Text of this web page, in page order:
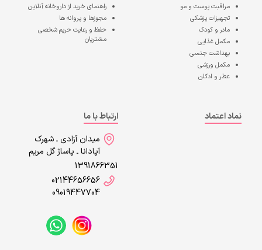
مراقبت پوست و مو
تجهیزات پزشکی
مادر و کودک
مکمل غذایی
بهداشت جنسی
مکمل ورزشی
عطر و ادکلن
راهنمای خرید از داروخانه آنلاین
مجوزها و پروانه ها
حفظ و رعایت حریم شخصی
مشتریان
نماد اعتماد
ارتباط با ما
میدان آزادی ـ شهرک
آپادانا ـ پاساژ گل مریم
1391866351
02144656656
09019447704